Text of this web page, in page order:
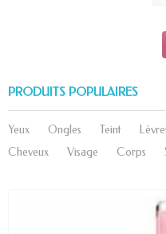
PRODUITS POPULAIRES
Yeux Ongles Teint
Cheveux
Visage Corps